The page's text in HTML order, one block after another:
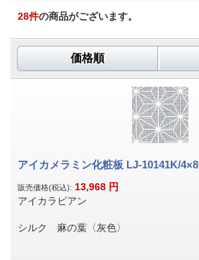
28件の商品がございます。
価格順
アイカメラミン化粧板 LJ-10141K/4×8
販売価格(税込): 13,968 円
アイカラビアン
シルク 麻の葉〈灰色〉